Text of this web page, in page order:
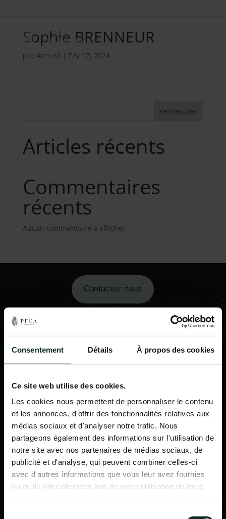
Consentement Détails À propos des cookies
Ce site web utilise des cookies.
Les cookies nous permettent de personnaliser le contenu
et les annonces, d'offrir des fonctionnalités relatives aux
médias sociaux et d'analyser notre trafic. Nous
partageons également des informations sur l'utilisation de
notre site avec nos partenaires de médias sociaux, de
publicité et d'analyse, qui peuvent combiner celles-ci
avec d'autres informations que vous leur avez fournies
ou qu'ils ont collectées lors de votre utilisation de leurs
Sophie BRENNEUR
par Accueil | Fév 17, 2024
Rechercher
Articles récents
Commentaires
récents
Aucun commentaire à afficher.
Contactez-nous